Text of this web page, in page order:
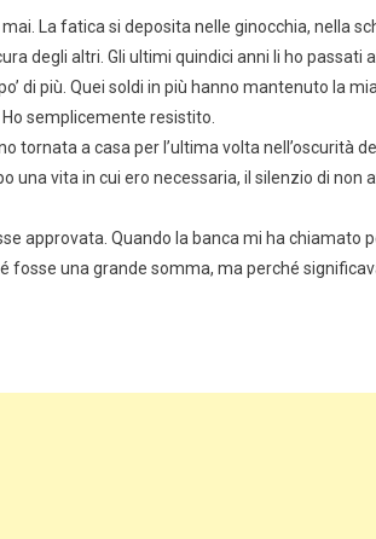
La fatica si deposita nelle ginocchia, nella
degli altri. Gli ultimi quindici anni li ho passati
di più. Quei soldi in più hanno mantenuto la
semplicemente resistito.
tornata a casa per l’ultima volta nell’oscurità
una vita in cui ero necessaria, il silenzio di non
approvata. Quando la banca mi ha chiamato
una grande somma, ma perché